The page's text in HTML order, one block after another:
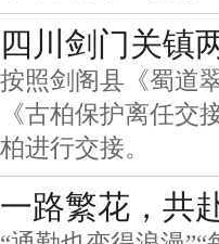
四川剑门关镇
按照剑阁县《蜀道
《古柏保护离任交
柏进行交接。
一路繁花，共